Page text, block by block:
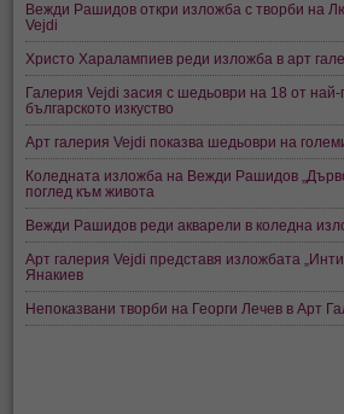
Вежди Рашидов откри изложба с творби на
Vejdi
Христо Харалампиев реди изложба в арт
Галерия Vejdi засия с шедьоври на 18 от
българското изкуство
Арт галерия Vejdi показва шедьоври на
Коледната изложба на Вежди Рашидов
поглед към живота
Вежди Рашидов реди акварели в коледна
Арт галерия Vejdi представя изложбата
Янакиев
Непоказвани творби на Георги Лечев в Арт